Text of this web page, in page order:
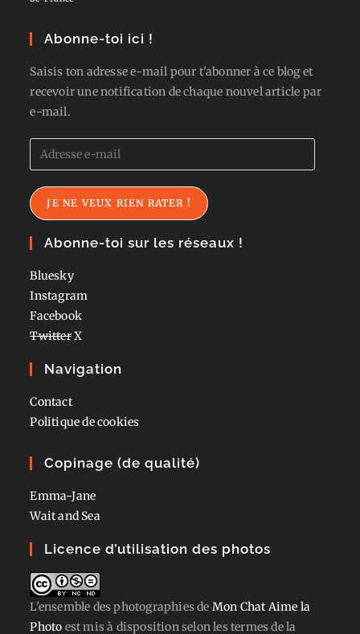
Abonne-toi ici !
Saisis ton adresse e-mail pour t'abonner à ce blog et
recevoir une notification de chaque nouvel article par
e-mail.
Adresse
e-
mail
JE NE VEUX RIEN RATER !
Abonne-toi sur les réseaux !
Bluesky
Instagram
Facebook
TwitterX
Navigation
Contact
Politique de cookies
Copinage (de qualité)
Emma-Jane
Wait and Sea
Licence d’utilisation des photos
L'ensemble des photographiesde Mon Chat Aime la
Photo est mis à disposition selon les termes de la